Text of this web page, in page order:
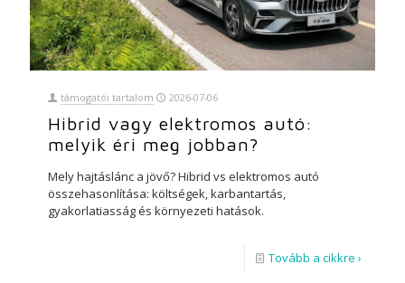
támogatói tartalom 2026-07-06
Hibrid vagy elektromos autó:
melyik éri meg jobban?
Mely hajtáslánc a jövő? Hibrid vs elektromos autó
összehasonlítása: költségek, karbantartás,
gyakorlatiasság és környezeti hatások.
Tovább a cikkre ›